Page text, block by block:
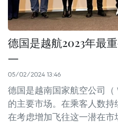
德国是越航2023年最
一
05/02/2024 13:46
德国是越南国家航空公司（
的主要市场。在乘客人数
在考虑增加飞往这一潜在市